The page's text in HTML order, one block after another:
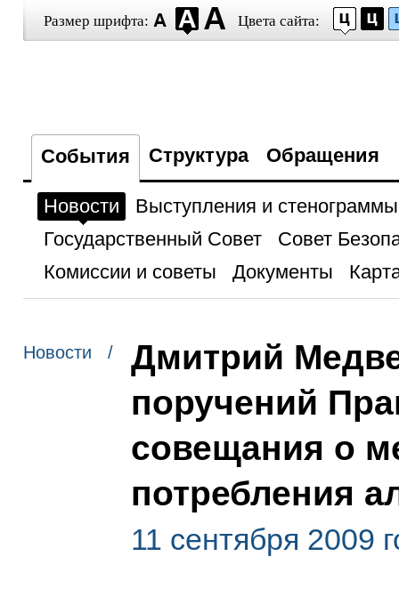
Размер шрифта: Цвета сайта:
События Структура Обращения
Новости
Выступления и стенограммы
Государственный Совет
Совет
Комиссии и советы
Документы
Новости /
Дмитрий
поручений
совещания о
потребления
11 сентября 2009